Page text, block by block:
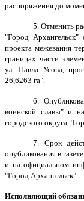
распоряжения до
5. Отменить
"Город
проекта межевания
границах части
ул. Павла Усова,
26,6263 га".
6.
воинской славы" и
городского округа
7. Срок
опубликования в
и на официальном
"Город Архангельск".
Исполняющий